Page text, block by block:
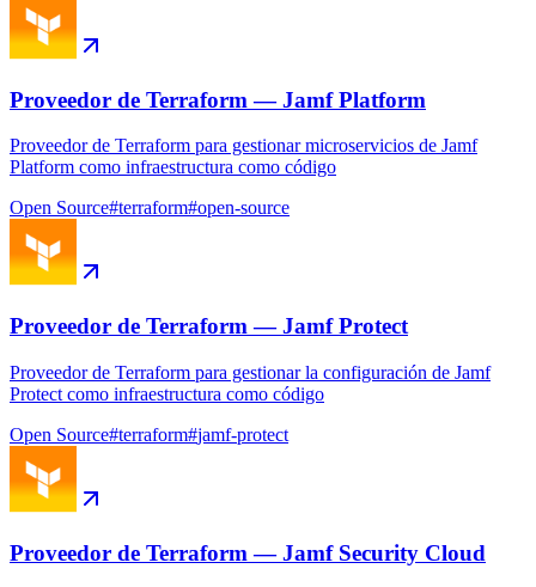
Proveedor de Terraform — Jamf Platform
Proveedor de Terraform para gestionar microservicios de Jamf
Platform como infraestructura como código
Open Source#terraform#open-source
Proveedor de Terraform — Jamf Protect
Proveedor de Terraform para gestionar la configuración de Jamf
Protect como infraestructura como código
Open Source#terraform#jamf-protect
Proveedor de Terraform — Jamf Security Cloud